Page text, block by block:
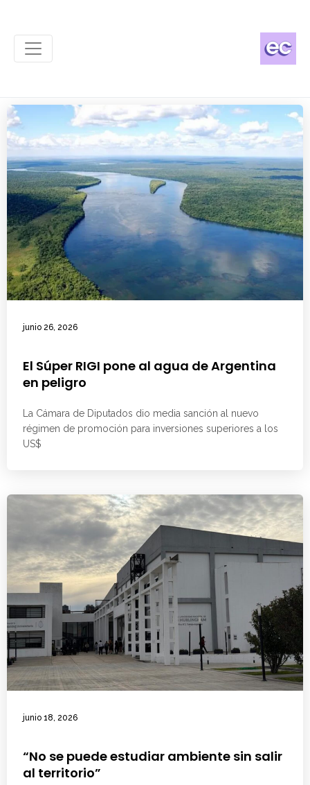
junio 26, 2026
El Súper RIGI pone al agua de Argentina
en peligro
La Cámara de Diputados dio media sanción al nuevo
régimen de promoción para inversiones superiores a los
US$
junio 18, 2026
“No se puede estudiar ambiente sin salir
al territorio”